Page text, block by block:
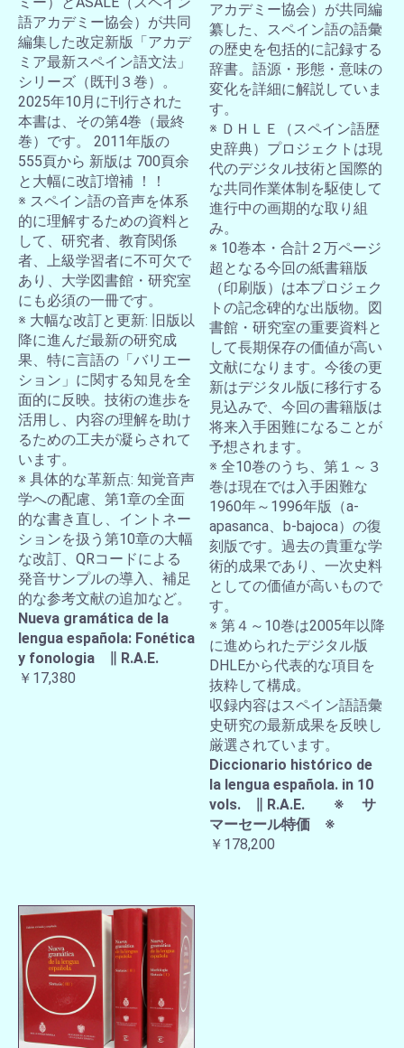
お買い物を続ける カートへ進む
語アカデミー協会）が共同
編集した改定新版「アカデ
ミア最新スペイン語文法」
シリーズ（既刊３巻）。
2025年10月に刊行された
本書は、その第4巻（最終
巻）です。 2011年版の
555頁から 新版は 700頁余
と大幅に改訂増補 ！！
※ スペイン語の音声を体系
的に理解するための資料と
して、研究者、教育関係
者、上級学習者に不可欠で
あり、大学図書館・研究室
にも必須の一冊です。
※ 大幅な改訂と更新: 旧版以
降に進んだ最新の研究成
果、特に言語の「バリエー
ション」に関する知見を全
面的に反映。技術の進歩を
活用し、内容の理解を助け
るための工夫が凝らされて
います。
※ 具体的な革新点: 知覚音声
学への配慮、第1章の全面
的な書き直し、イントネー
ションを扱う第10章の大幅
な改訂、QRコードによる
発音サンプルの導入、補足
的な参考文献の追加など。
Nueva gramática de la
lengua española: Fonética
y fonologia ∥ R.A.E.
￥17,380
アカデミー協会）が共同編
纂した、スペイン語の語彙
の歴史を包括的に記録する
辞書。語源・形態・意味の
変化を詳細に解説していま
す。
※ ＤＨＬＥ（スペイン語歴
史辞典）プロジェクトは現
代のデジタル技術と国際的
な共同作業体制を駆使して
進行中の画期的な取り組
み。
※ 10巻本・合計２万ページ
超となる今回の紙書籍版
（印刷版）は本プロジェク
トの記念碑的な出版物。図
書館・研究室の重要資料と
して長期保存の価値が高い
文献になります。今後の更
新はデジタル版に移行する
見込みで、今回の書籍版は
将来入手困難になることが
予想されます。
※ 全10巻のうち、第１～３
巻は現在では入手困難な
1960年～1996年版（a-
apasanca、b-bajoca）の復
刻版です。過去の貴重な学
術的成果であり、一次史料
としての価値が高いもので
す。
※ 第４～10巻は2005年以降
に進められたデジタル版
DHLEから代表的な項目を
抜粋して構成。
収録内容はスペイン語語彙
史研究の最新成果を反映し
厳選されています。
Diccionario histórico de
la lengua española. in 10
vols. ∥ R.A.E. ※ サ
マーセール特価 ※
￥178,200